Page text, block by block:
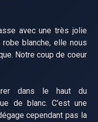
avec une très jolie
blanche, elle nous
Notre coup de coeur
dans le haut du
de blanc. C'est une
cependant pas la